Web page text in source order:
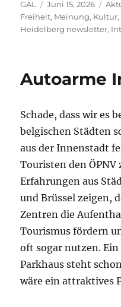
Autor
GAL
Veröffentlicht
am
Juni 15, 2026
Freiheit, Meinung, Kultur,
Heidelberg newsletter,
Autoarme
Schade, dass wir es
belgischen Städten
aus der Innenstadt
Touristen den
Erfahrungen aus
und Brüssel zeigen,
Zentren die
Tourismus fördern
oft sogar nutzen.
Parkhaus steht
wäre ein attraktives